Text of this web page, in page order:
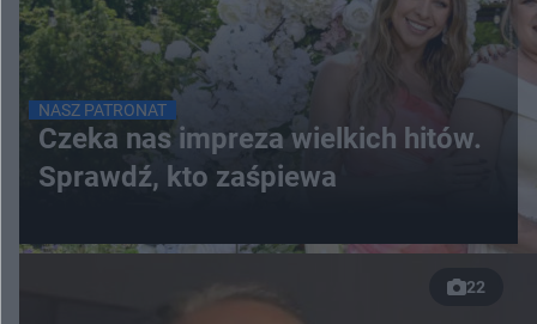
NASZ PATRONAT
Czeka nas impreza wielkich hitów.
Sprawdź, kto zaśpiewa
22